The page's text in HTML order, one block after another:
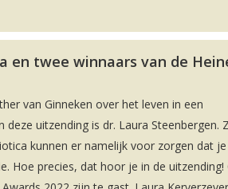
en twee winnaars van de
van Ginneken over het leven in een
uitzending is dr. Laura Steenbergen.
kunnen er namelijk voor zorgen dat je
Hoe precies, dat hoor je in de uitzending!